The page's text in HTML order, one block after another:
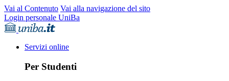
Vai al Contenuto Vai alla navigazione del sito
Login personale UniBa
Servizi online
Per Studenti